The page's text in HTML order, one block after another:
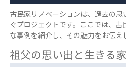
古民家リノベーションは、過去の
ぐプロジェクトです。ここでは、
な事例を紹介し、その魅力をお伝え
祖父の思い出と生きる家